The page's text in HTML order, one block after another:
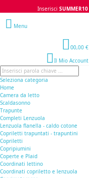
Inserisci SUMMER10
Menu
00,00 €
Il Mio Account
Seleziona categoria
Home
Camera da letto
Scaldasonno
Trapunte
Completi Lenzuola
Lenzuola flanella - caldo cotone
Copriletti trapuntati - trapuntini
Copriletti
Copripiumini
Coperte e Plaid
Coordinati lettino
Coordinati copriletto e lenzuola